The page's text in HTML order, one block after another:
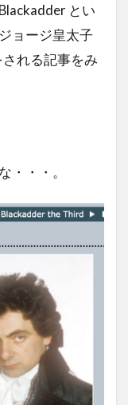
とい
ョージ皇太子
れる記事をみ
・・・。